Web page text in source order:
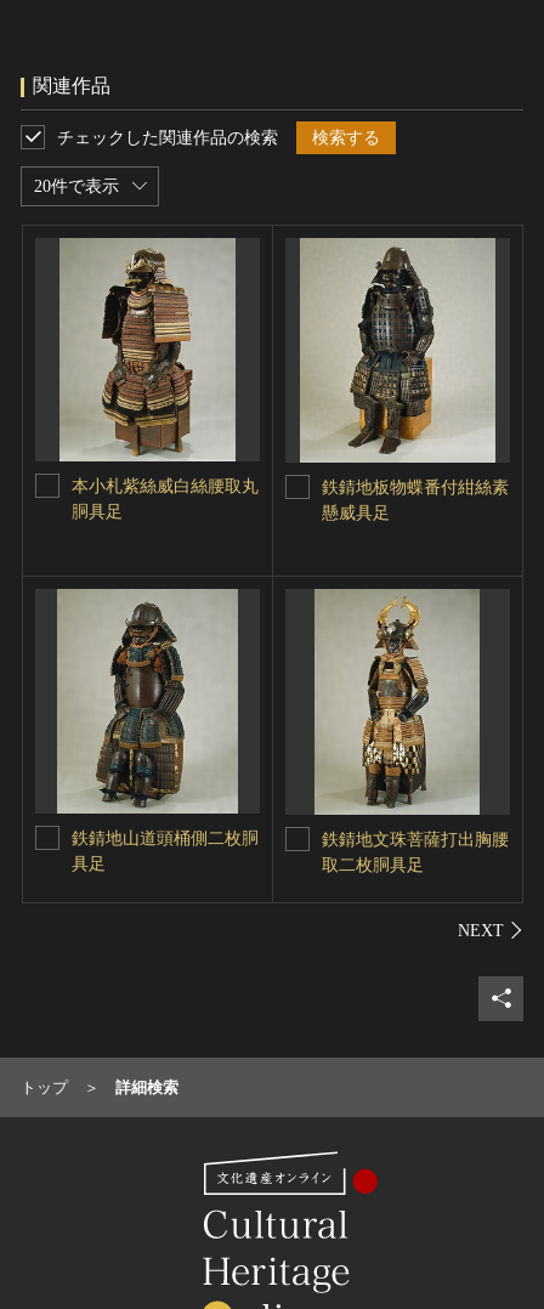
関連作品
20件で表示
チェックした関連作品の検索 検索する
本小札紫絲威白絲腰取丸
胴具足
鉄錆地板物蝶番付紺絲素
懸威具足
鉄錆地山道頭桶側二枚胴
具足
鉄錆地文珠菩薩打出胸腰
取二枚胴具足
シェ
トップ 詳細検索